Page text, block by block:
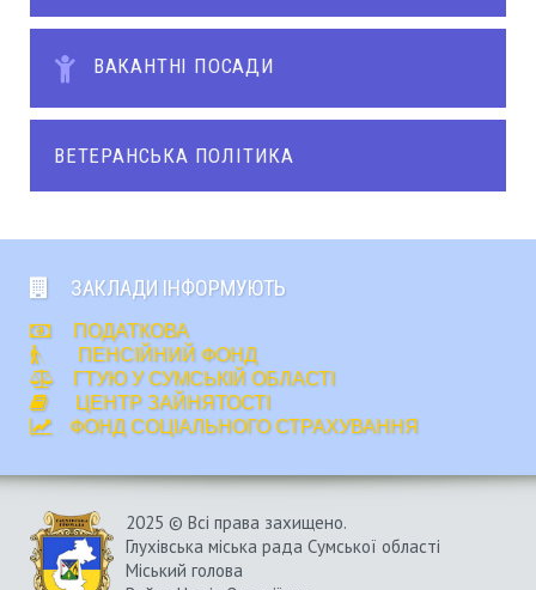
ВАКАНТНІ ПОСАДИ
ВЕТЕРАНСЬКА ПОЛІТИКА
ЗАКЛАДИ ІНФОРМУЮТЬ
ПОДАТКОВА
ПЕНСІЙНИЙ ФОНД
ГТУЮ У СУМСЬКІЙ ОБЛАСТІ
ЦЕНТР ЗАЙНЯТОСТІ
ФОНД СОЦІАЛЬНОГО СТРАХУВАННЯ
2025 © Всі права захищено.
Глухівська міська рада Сумської області
Міський голова